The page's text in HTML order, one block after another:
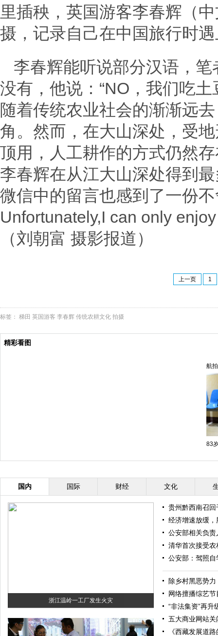
里插秧，英国游客李春辉（
摄，记录自己在中国旅行时
李春辉能听说部分汉语，
没有，他说：“NO，我们吃
随着传统农业社会的渐渐远
角。然而，在大山深处，受
顶用，人工耕作的方式仍然
李春辉在从江大山深处得到
微信中的留言也感到了一份
Unfortunately,I can only
（刘朝富 摄影报道）
上一页 1
标签： 梯田 英国游客 李春辉 传统农耕文化 拍摄
精彩看图
航
83
国内 国际 财经 文化
浙江温岭一工厂发生火灾
贵州黔西南召
经济增速放缓
公安部相关负
清华首次接受农
公安部：驾照
除乡村黑恶势力
网络擅播综艺
“非法集资”再升
五大商业网站
《西藏发展道